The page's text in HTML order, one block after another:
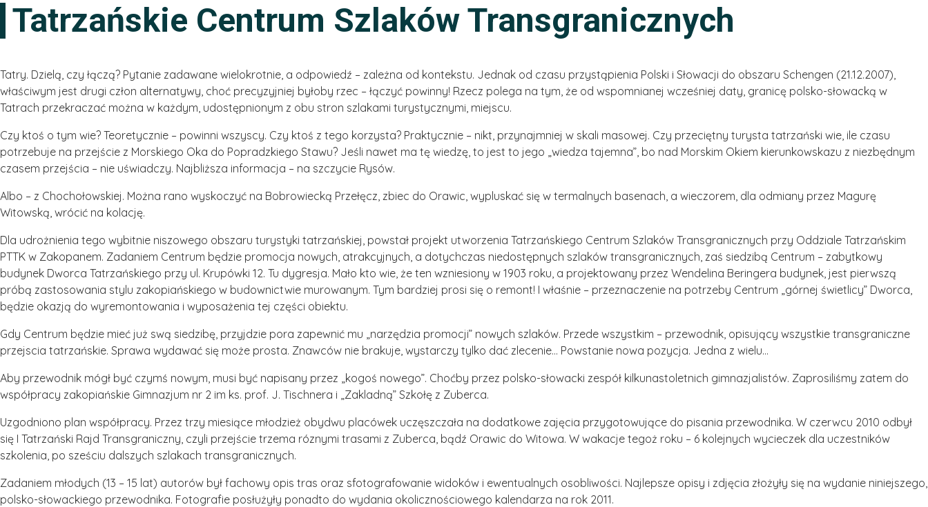
Tatrzańskie Centrum Szlaków Transgranicznych
Tatry. Dzielą, czy łączą? Pytanie zadawane wielokrotnie, a odpowiedź – zależna od kontekstu. Jednak od czasu przystąpienia Polski i Słowacji do obszaru Schengen (21.12.2007),
właściwym jest drugi człon alternatywy, choć precyzyjniej byłoby rzec – łączyć powinny! Rzecz polega na tym, że od wspomnianej wcześniej daty, granicę polsko-słowacką w
Tatrach przekraczać można w każdym, udostępnionym z obu stron szlakami turystycznymi, miejscu.
Czy ktoś o tym wie? Teoretycznie – powinni wszyscy. Czy ktoś z tego korzysta? Praktycznie – nikt, przynajmniej w skali masowej. Czy przeciętny turysta tatrzański wie, ile czasu
potrzebuje na przejście z Morskiego Oka do Popradzkiego Stawu? Jeśli nawet ma tę wiedzę, to jest to jego „wiedza tajemna”, bo nad Morskim Okiem kierunkowskazu z niezbędnym
czasem przejścia – nie uświadczy. Najbliższa informacja – na szczycie Rysów.
Albo – z Chochołowskiej. Można rano wyskoczyć na Bobrowiecką Przełęcz, zbiec do Orawic, wypluskać się w termalnych basenach, a wieczorem, dla odmiany przez Magurę
Witowską, wrócić na kolację.
Dla udrożnienia tego wybitnie niszowego obszaru turystyki tatrzańskiej, powstał projekt utworzenia Tatrzańskiego Centrum Szlaków Transgranicznych przy Oddziale Tatrzańskim
PTTK w Zakopanem. Zadaniem Centrum będzie promocja nowych, atrakcyjnych, a dotychczas niedostępnych szlaków transgranicznych, zaś siedzibą Centrum – zabytkowy
budynek Dworca Tatrzańskiego przy ul. Krupówki 12. Tu dygresja. Mało kto wie, że ten wzniesiony w 1903 roku, a projektowany przez Wendelina Beringera budynek, jest pierwszą
próbą zastosowania stylu zakopiańskiego w budownictwie murowanym. Tym bardziej prosi się o remont! I właśnie – przeznaczenie na potrzeby Centrum „górnej świetlicy” Dworca,
będzie okazją do wyremontowania i wyposażenia tej części obiektu.
Gdy Centrum będzie mieć już swą siedzibę, przyjdzie pora zapewnić mu „narzędzia promocji” nowych szlaków. Przede wszystkim – przewodnik, opisujący wszystkie transgraniczne
przejscia tatrzańskie. Sprawa wydawać się może prosta. Znawców nie brakuje, wystarczy tylko dać zlecenie… Powstanie nowa pozycja. Jedna z wielu…
Aby przewodnik mógł być czymś nowym, musi być napisany przez „kogoś nowego”. Choćby przez polsko-słowacki zespół kilkunastoletnich gimnazjalistów. Zaprosiliśmy zatem do
współpracy zakopiańskie Gimnazjum nr 2 im ks. prof. J. Tischnera i „Zakladną” Szkołę z Zuberca.
Uzgodniono plan współpracy. Przez trzy miesiące młodzież obydwu placówek uczęszczała na dodatkowe zajęcia przygotowujące do pisania przewodnika. W czerwcu 2010 odbył
się I Tatrzański Rajd Transgraniczny, czyli przejście trzema róznymi trasami z Zuberca, bądź Orawic do Witowa. W wakacje tegoż roku – 6 kolejnych wycieczek dla uczestników
szkolenia, po sześciu dalszych szlakach transgranicznych.
Zadaniem młodych (13 – 15 lat) autorów był fachowy opis tras oraz sfotografowanie widoków i ewentualnych osobliwości. Najlepsze opisy i zdjęcia złożyły się na wydanie niniejszego,
polsko-słowackiego przewodnika. Fotografie posłużyły ponadto do wydania okolicznościowego kalendarza na rok 2011.